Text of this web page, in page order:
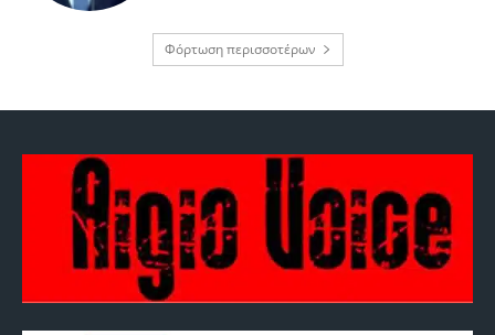
Φόρτωση περισσοτέρων